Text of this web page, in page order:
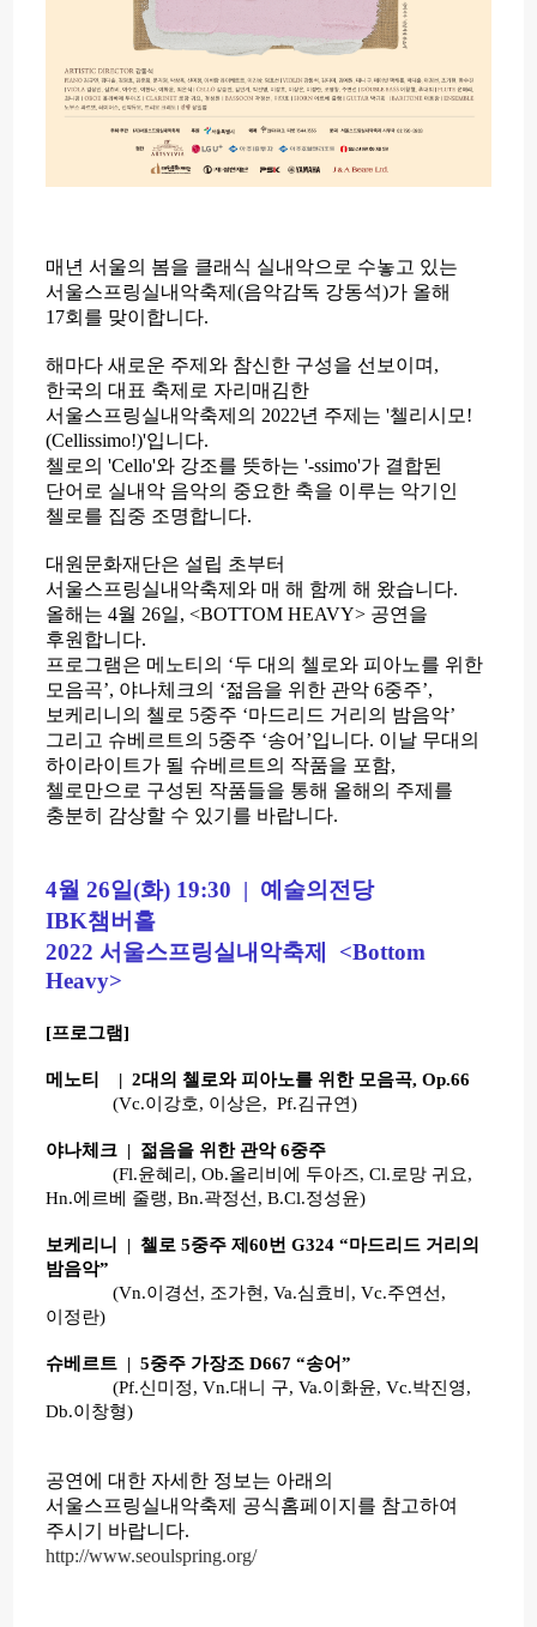
매년 서울의 봄을 클래식 실내악으로 수놓고 있는
서울스프링실내악축제(음악감독 강동석)가 올해
17회를 맞이합니다.
해마다 새로운 주제와 참신한 구성을 선보이며,
한국의 대표 축제로 자리매김한
서울스프링실내악축제의 2022년 주제는 '첼리시모!
(Cellissimo!)'입니다.
첼로의 'Cello'와 강조를 뜻하는 '-ssimo'가 결합된
단어로 실내악 음악의 중요한 축을 이루는 악기인
첼로를 집중 조명합니다.
대원문화재단은 설립 초부터
서울스프링실내악축제와 매 해 함께 해 왔습니다.
올해는 4월 26일, <BOTTOM HEAVY> 공연을
후원합니다.
프로그램은 메노티의 ‘두 대의 첼로와 피아노를 위한
모음곡’, 야나체크의 ‘젊음을 위한 관악 6중주’,
보케리니의 첼로 5중주 ‘마드리드 거리의 밤음악’
그리고 슈베르트의 5중주 ‘송어’입니다. 이날 무대의
하이라이트가 될 슈베르트의 작품을 포함,
첼로만으로 구성된 작품들을 통해 올해의 주제를
충분히 감상할 수 있기를 바랍니다.
4월 26일(화) 19:30 | 예술의전당
IBK챔버홀
2022 서울스프링실내악축제 <Bottom
Heavy>
[프로그램]
메노티 | 2대의 첼로와 피아노를 위한 모음곡, Op.66
(Vc.이강호, 이상은, Pf.김규연)
야나체크 | 젊음을 위한 관악 6중주
(Fl.윤혜리, Ob.올리비에 두아즈, Cl.로망 귀요,
Hn.에르베 줄랭, Bn.곽정선, B.Cl.정성윤)
보케리니 | 첼로 5중주 제60번 G324 “마드리드 거리의
밤음악”
(Vn.이경선, 조가현, Va.심효비, Vc.주연선,
이정란)
슈베르트 | 5중주 가장조 D667 “송어”
(Pf.신미정, Vn.대니 구, Va.이화윤, Vc.박진영,
Db.이창형)
공연에 대한 자세한 정보는 아래의
서울스프링실내악축제 공식홈페이지를 참고하여
주시기 바랍니다.
http://www.seoulspring.org/